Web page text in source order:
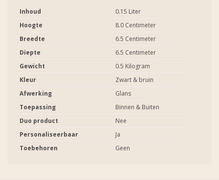
Inhoud
0.15 Liter
Hoogte
8.0 Centimeter
Breedte
6.5 Centimeter
Diepte
6.5 Centimeter
Gewicht
0.5 Kilogram
Kleur
Zwart & bruin
Afwerking
Glans
Toepassing
Binnen & Buiten
Duo product
Nee
Personaliseerbaar
Ja
Toebehoren
Geen